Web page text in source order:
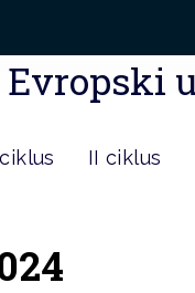
Evropski
II ciklus